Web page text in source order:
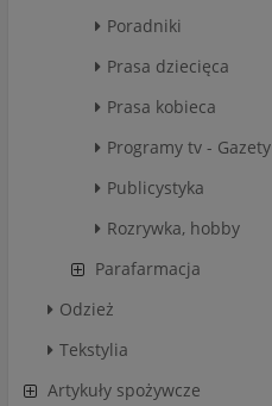
Poradniki
Prasa dziecięca
Prasa kobieca
Programy tv - Gazety
Publicystyka
Rozrywka, hobby
Parafarmacja
Odzież
Tekstylia
Artykuły spożywcze